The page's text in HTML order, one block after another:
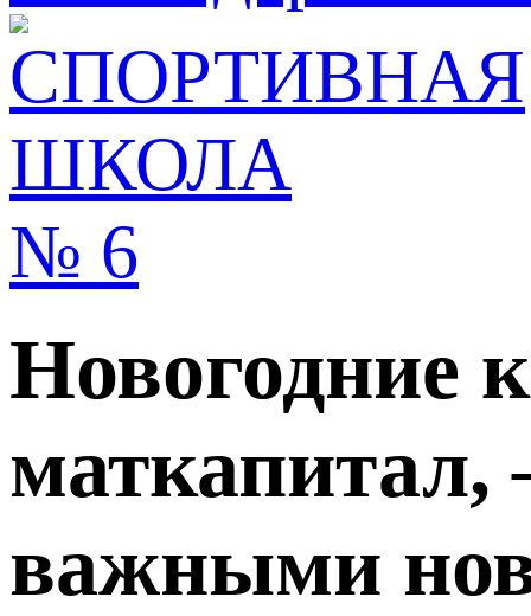
Новогодние
маткапитал,
важными